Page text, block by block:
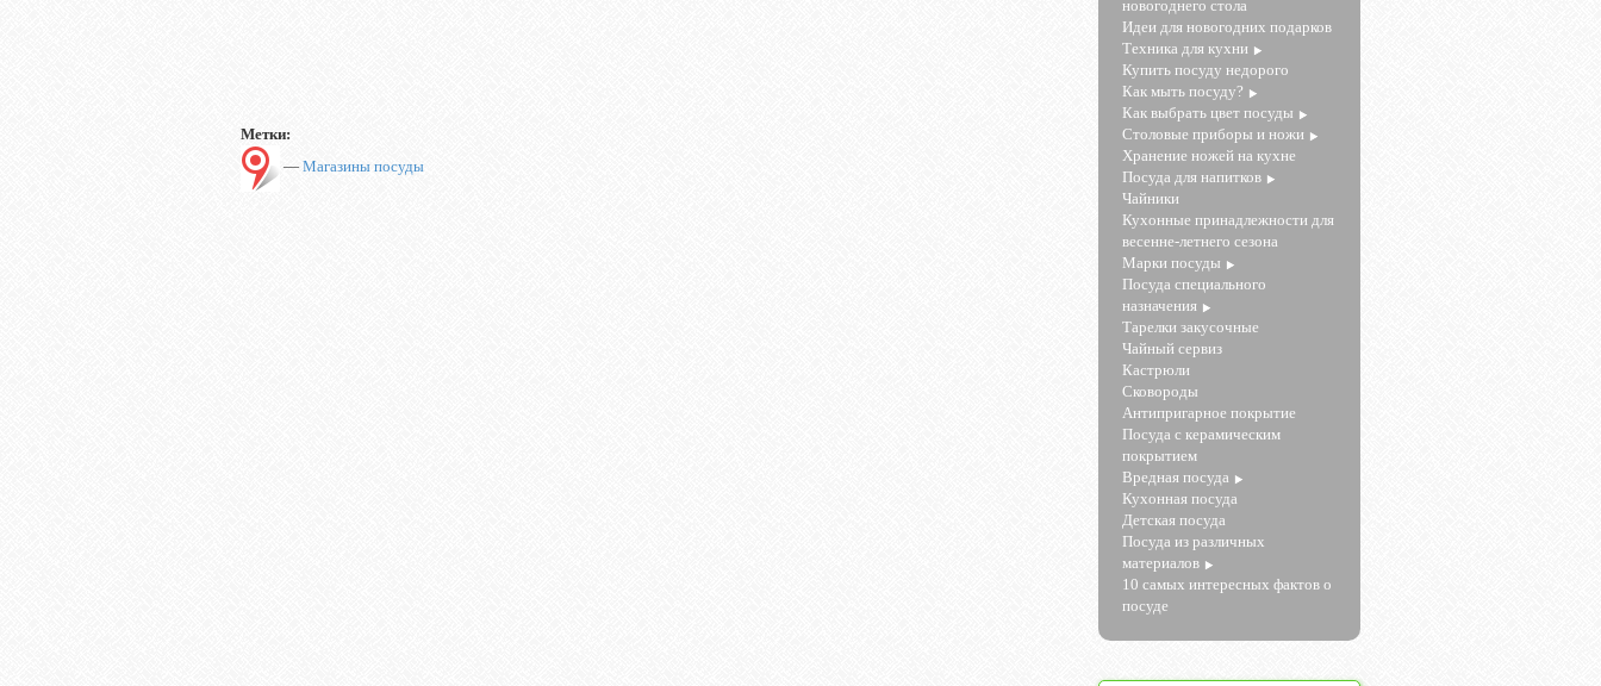
Метки:
— Магазины посуды
новогоднего стола
Идеи для новогодних подарков
Техника для кухни
Купить посуду недорого
Как мыть посуду?
Как выбрать цвет посуды
Столовые приборы и ножи
Хранение ножей на кухне
Посуда для напитков
Чайники
Кухонные принадлежности для
весенне-летнего сезона
Марки посуды
Посуда специального
назначения
Тарелки закусочные
Чайный сервиз
Кастрюли
Сковороды
Антипригарное покрытие
Посуда с керамическим
покрытием
Вредная посуда
Кухонная посуда
Детская посуда
Посуда из различных
материалов
10 самых интересных фактов о
посуде